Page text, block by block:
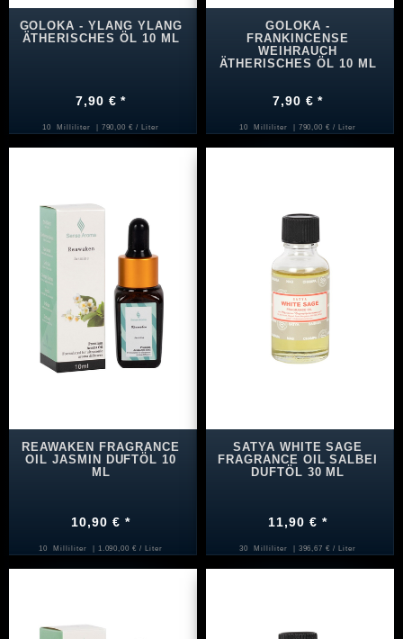
GOLOKA - YLANG YLANG
ÄTHERISCHES ÖL 10 ML
7,90 € *
10 Milliliter | 790,00 € / Liter
GOLOKA -
FRANKINCENSE
WEIHRAUCH
ÄTHERISCHES ÖL 10 ML
7,90 € *
10 Milliliter | 790,00 € / Liter
REAWAKEN FRAGRANCE
OIL JASMIN DUFTÖL 10
ML
10,90 € *
10 Milliliter | 1.090,00 € / Liter
SATYA WHITE SAGE
FRAGRANCE OIL SALBEI
DUFTÖL 30 ML
11,90 € *
30 Milliliter | 396,67 € / Liter